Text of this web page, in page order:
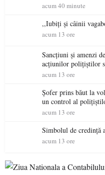
acum 40 minute
,,Iubiți și câinii
acum 13 ore
Sancțiuni și amenzi
acțiunilor polițiștilor
acum 13 ore
Șofer prins băut la
un control al
acum 13 ore
Simbolul de credinţă
acum 13 ore